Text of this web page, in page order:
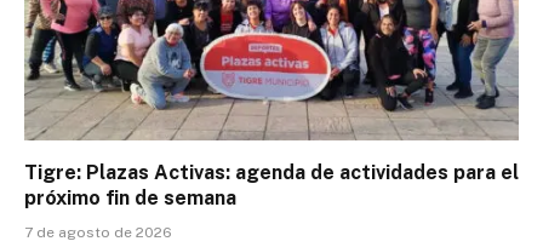
Tigre: Plazas Activas: agenda de actividades para el
próximo fin de semana
7 de agosto de 2026